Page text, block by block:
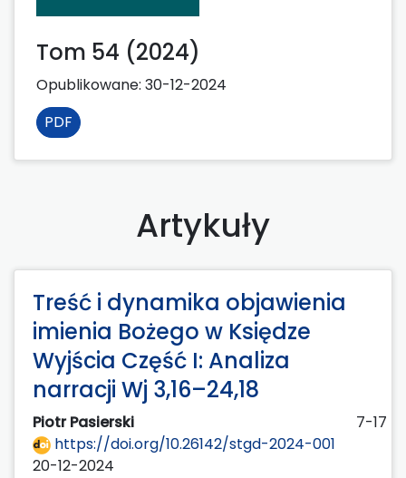
Tom 54 (2024)
Opublikowane: 30-12-2024
PDF
Artykuły
Treść i dynamika objawienia
imienia Bożego w Księdze
Wyjścia Część I: Analiza
narracji Wj 3,16–24,18
Piotr Pasierski
7-17
https://doi.org/10.26142/stgd-2024-001
20-12-2024